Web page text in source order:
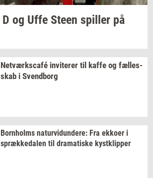
D og Uffe Steen spil­ler på
Netværkscafé in­vi­te­rer til kaffe og fæl­les­
skab i Svend­borg
Born­holms na­tur­vi­dun­de­re: Fra ek­ko­er i
spræk­ke­da­len til dra­ma­ti­ske kyst­klip­per